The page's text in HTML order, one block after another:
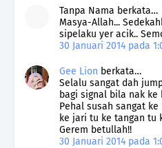
Tanpa Nama berkata…
Masya-Allah...
sipelaku yer acik..
30 Januari 2014 pada
Gee Lion berkata…
Selalu sangat dah
bagi signal bila nak ke
Pehal susah sangat
ke jari tu ke tangan tu
Gerem betullah!!
30 Januari 2014 pada